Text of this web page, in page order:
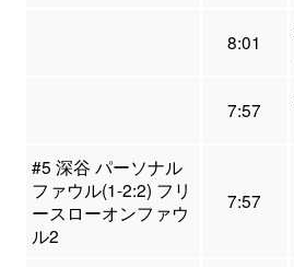
8:01
7:57
#5 深谷 パーソナル
ファウル(1-2:2) フリ
ースローオンファウ
ル2
7:57